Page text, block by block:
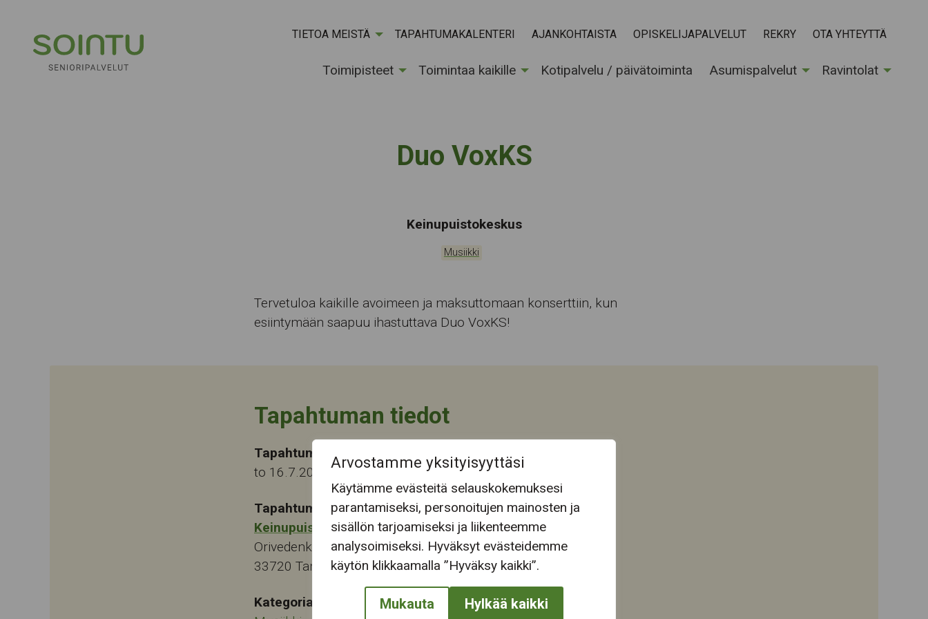
Arvostamme yksityisyyttäsi
Käytämme evästeitä selauskokemuksesi
parantamiseksi, personoitujen mainosten ja
sisällön tarjoamiseksi ja liikenteemme
analysoimiseksi. Hyväksyt evästeidemme
käytön klikkaamalla ”Hyväksy kaikki”.
Mukauta Hylkää kaikki
TIETOA MEISTÄ TAPAHTUMAKALENTERI AJANKOHTAISTA OPISKELIJAPALVELUT REKRY OTA YHTEYTTÄ
Toimipisteet Toimintaa kaikille Kotipalvelu / päivätoiminta Asumispalvelut Ravintolat
Duo VoxKS
Tapahtumapaikka:
Keinupuistokeskus
Kategoriat:
Musiikki
Tervetuloa kaikille avoimeen ja maksuttomaan konserttiin, kun
esiintymään saapuu ihastuttava Duo VoxKS!
Tapahtuman tiedot
Tapahtuma-aika
to 16.7.2026 13:00
Tapahtumapaikka:
Keinupuistokeskus
Orivedenkatu 28
33720 Tampere
Kategoriat: